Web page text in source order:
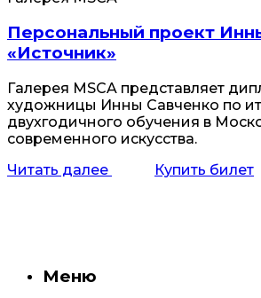
Персональный проект
«Источник»
Галерея MSCA представляет
художницы Инны Савченко по
двухгодичного обучения в
современного искусства.
Читать далее
Купить билет
Меню